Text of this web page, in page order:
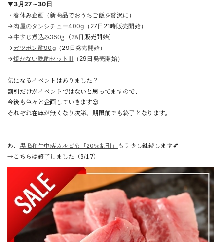
▼3月27～30日
・春休み企画（新商品でおうちご飯を贅沢に）
→肉屋のタンシチュー400g （27日21時販売開始）
→牛すじ煮込み350g （28日販売開始）
→ガツポン酢90g（29日発売開始）
→焼かない晩酌セットⅢ （29日発売開始）
気になるイベントはありました？
割引だけがイベントではないと思ってますので、
今後も色々と企画していきます😍
それぞれ在庫が無くなり次第、期限前でも終了となります。
あ、 黒毛和牛中落カルビも「20％割引」 もう少し継続します💕
→こちらは終了しました（3/17）